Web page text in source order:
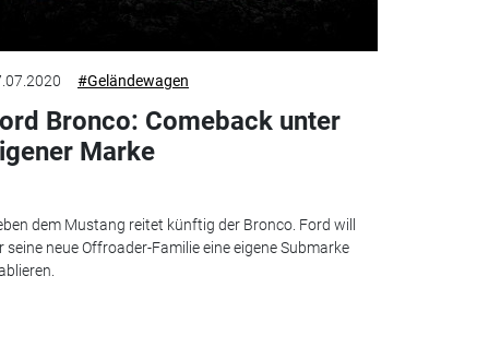
#Geländewagen
Bronco: Comeback unter
Marke
dem Mustang reitet künftig der Bronco. Ford will
seine neue Offroader-Familie eine eigene Submarke